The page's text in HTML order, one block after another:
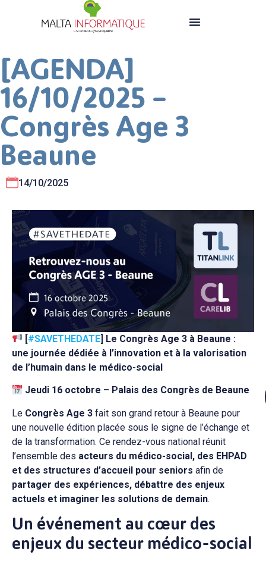
[AGENDA]
16/10/2025 –
Congrès Age 3
Beaune
14/10/2025
[#SAVETHEDATE] Le Congrès Age 3 à Beaune :
une journée dédiée à l’innovation et à la valorisation
de l’humain dans le médico-social
Jeudi 16 octobre – Palais des Congrès de Beaune
Le Congrès Age 3 fait son grand retour à Beaune pour
une nouvelle édition placée sous le signe de l’échange et
de la transformation. Ce rendez-vous national réunit
l’ensemble des acteurs du médico-social, des EHPAD
et des structures d’accueil pour seniors afin de
partager des expériences, débattre des enjeux
actuels et imaginer les solutions de demain.
Un événement au cœur des
enjeux du secteur médico-social